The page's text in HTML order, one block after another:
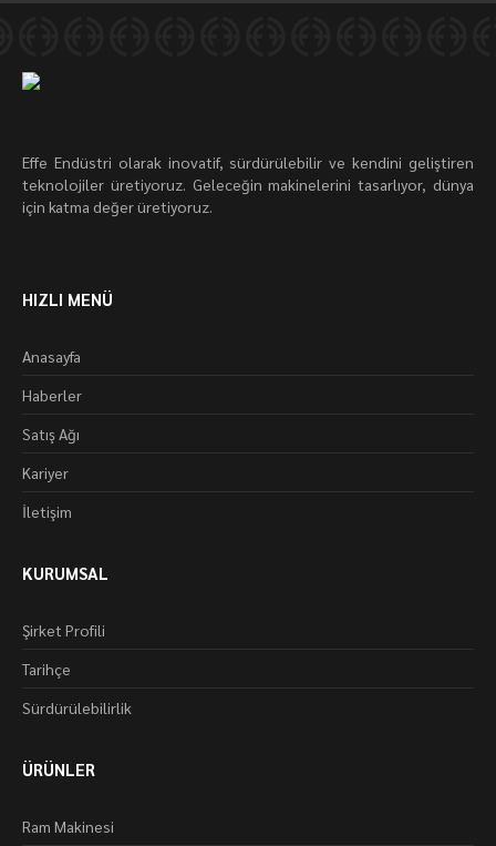
Effe Endüstri olarak inovatif, sürdürülebilir ve kendini geliştiren
teknolojiler üretiyoruz. Geleceğin makinelerini tasarlıyor, dünya
için katma değer üretiyoruz.
HIZLI MENÜ
Anasayfa
Haberler
Satış Ağı
Kariyer
İletişim
KURUMSAL
Şirket Profili
Tarihçe
Sürdürülebilirlik
ÜRÜNLER
Ram Makinesi